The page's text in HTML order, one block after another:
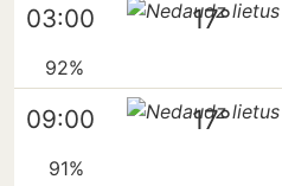
03:00 17°
92%
09:00 17°
91%